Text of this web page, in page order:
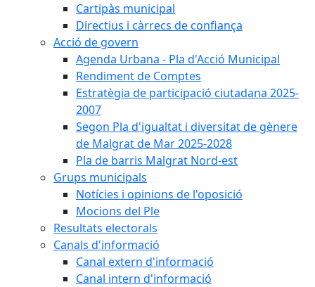
Cartipàs municipal
Directius i càrrecs de confiança
Acció de govern
Agenda Urbana - Pla d'Acció Municipal
Rendiment de Comptes
Estratègia de participació ciutadana 2025-
2007
Segon Pla d'igualtat i diversitat de gènere
de Malgrat de Mar 2025-2028
Pla de barris Malgrat Nord-est
Grups municipals
Notícies i opinions de l'oposició
Mocions del Ple
Resultats electorals
Canals d'informació
Canal extern d'informació
Canal intern d'informació